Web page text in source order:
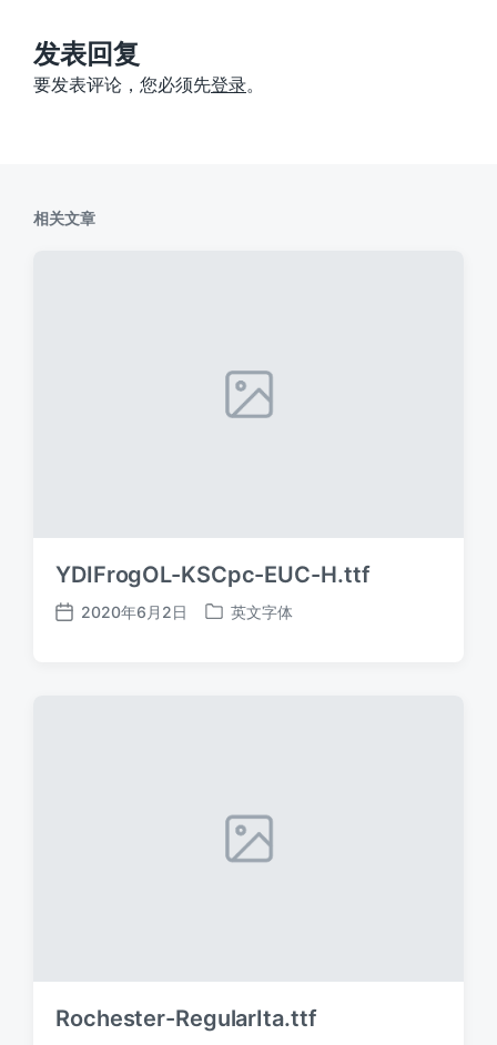
：
发表回复
要发表评论，您必须先登录。
相关文章
YDIFrogOL-KSCpc-EUC-H.ttf
发
2020年6月2日
发
英文字体
Rochester-RegularIta.ttf